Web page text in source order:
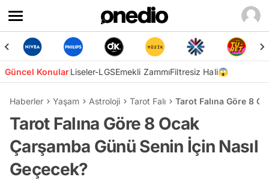
Güncel KonularLiseler-LGSEmekli ZammıFiltresiz Hali😱
Haberler Yaşam Astroloji Tarot Falı Tarot Falına Göre 8
Tarot Falına Göre 8 Ocak
Çarşamba Günü Senin İçin Nasıl
Geçecek?